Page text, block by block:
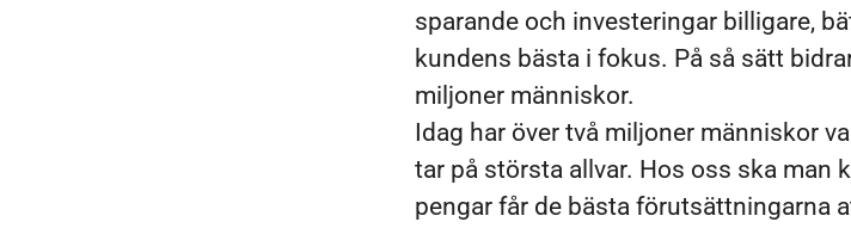
sparande och investeringar billigare,
kundens bästa i fokus. På så sätt
miljoner människor.
Idag har över två miljoner människor
tar på största allvar. Hos oss ska man
pengar får de bästa förutsättningarna